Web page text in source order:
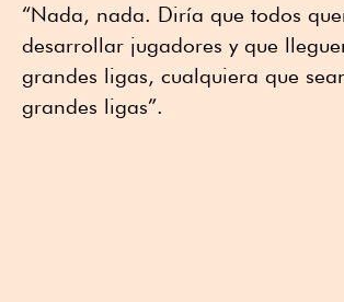
“Nada, nada. Diría que todos
desarrollar jugadores y que
grandes ligas, cualquiera que
grandes ligas”.